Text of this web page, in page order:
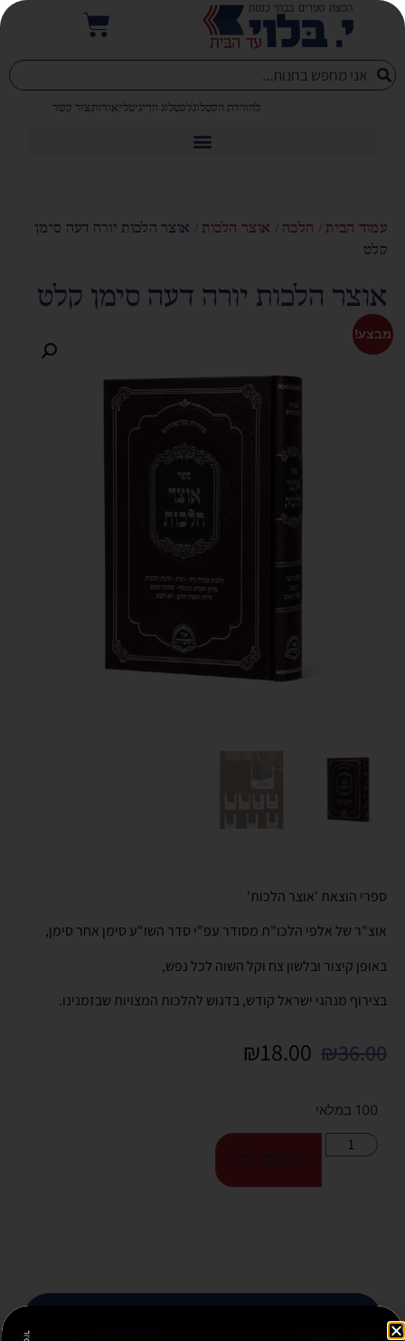
להורדת הקטלוגלקטלוג הדיגיטליאודותצור קשר
עמוד הבית/ הלכה / אוצר הלכות/ אוצר הלכות יורה דעה סימן
קלט
אוצר הלכות יורה דעה סימן קלט
מבצע!
ספרי הוצאת 'אוצר הלכות'
אוצ"ר של אלפי הלכו"ת מסודר עפ"י סדר השו"ע סימן אחר סימן,
באופן קיצור ובלשון צח וקל השוה לכל נפש,
בצירוף מנהגי ישראל קודש, בדגוש להלכות המצויות שבזמנינו.
₪36.00
₪18.00
100 במלאי
הוספה לסל